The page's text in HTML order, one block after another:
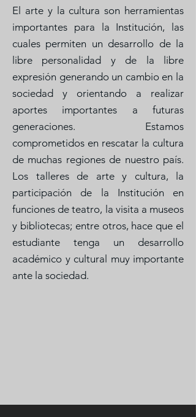
El arte y la cultura son herramientas
importantes para la Institución, las
cuales permiten un desarrollo de la
libre personalidad y de la libre
expresión generando un cambio en la
sociedad y orientando a realizar
aportes importantes a futuras
generaciones. Estamos
comprometidos en rescatar la cultura
de muchas regiones de nuestro país.
Los talleres de arte y cultura, la
participación de la Institución en
funciones de teatro, la visita a museos
y bibliotecas; entre otros, hace que el
estudiante tenga un desarrollo
académico y cultural muy importante
ante la sociedad.